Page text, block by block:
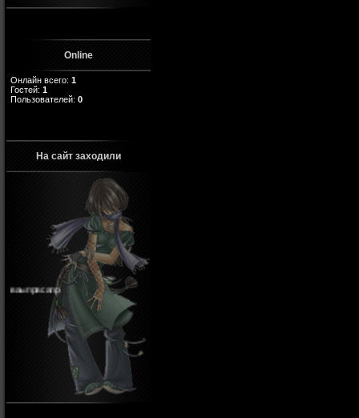
Online
Онлайн всего: 1
Гостей: 1
Пользователей: 0
На сайт заходили
ваыпрвсапр